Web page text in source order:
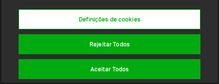
Definições de cookies
Rejeitar Todos
Aceitar Todos